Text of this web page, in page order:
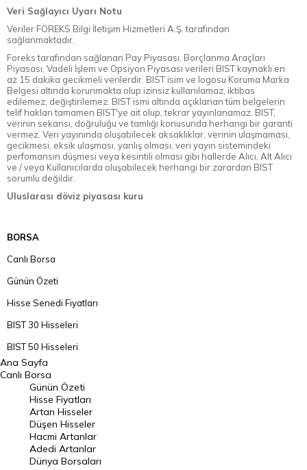
Veri Sağlayıcı Uyarı Notu
Veriler FOREKS Bilgi İletişim Hizmetleri A.Ş. tarafından
sağlanmaktadır.
Foreks tarafından sağlanan Pay Piyasası, Borçlanma Araçları
Piyasası, Vadeli İşlem ve Opsiyon Piyasası verileri BIST kaynaklı en
az 15 dakika gecikmeli verilerdir. BIST isim ve logosu Koruma Marka
Belgesi altında korunmakta olup izinsiz kullanılamaz, iktibas
edilemez, değiştirilemez. BIST ismi altında açıklanan tüm belgelerin
telif hakları tamamen BIST'ye ait olup, tekrar yayınlanamaz. BIST,
verinin sekansı, doğruluğu ve tamlığı konusunda herhangi bir garanti
vermez. Veri yayınında oluşabilecek aksaklıklar, verinin ulaşmaması,
gecikmesi, eksik ulaşması, yanlış olması, veri yayın sistemindeki
perfomansın düşmesi veya kesintili olması gibi hallerde Alıcı, Alt Alıcı
ve / veya Kullanıcılarda oluşabilecek herhangi bir zarardan BIST
sorumlu değildir.
Uluslarası döviz piyasası kuru
BORSA
Canlı Borsa
Günün Özeti
Hisse Senedi Fiyatları
BIST 30 Hisseleri
BIST 50 Hisseleri
BIST 100 Hisseleri
En Çok Artan Hisseler
En Çok Düşen Hisseler
Hacmi Artanlar
Geçmiş Kapanışlar
Ana Sayfa
Canlı Borsa
Günün Özeti
Hisse Fiyatları
Artan Hisseler
Düşen Hisseler
Hacmi Artanlar
Adedi Artanlar
Dünya Borsaları